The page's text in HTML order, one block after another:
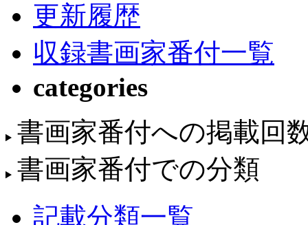
更新履歴
収録書画家番付一覧
categories
書画家番付への掲載回
書画家番付での分類
記載分類一覧